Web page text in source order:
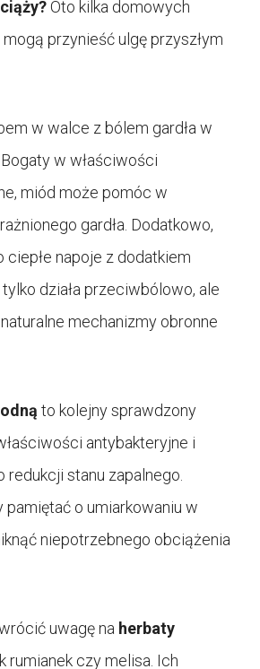
Oto kilka domowych
przynieść ulgę przyszłym
w walce z bólem gardła w
. Bogaty w właściwości
miód może pomóc w
gardła. Dodatkowo,
ciepłe napoje z dodatkiem
tylko działa przeciwbólowo, ale
mechanizmy obronne
to kolejny sprawdzony
antybakteryjne i
redukcji stanu zapalnego.
pamiętać o umiarkowaniu w
niepotrzebnego obciążenia
uwagę na herbaty
rumianek czy melisa. Ich